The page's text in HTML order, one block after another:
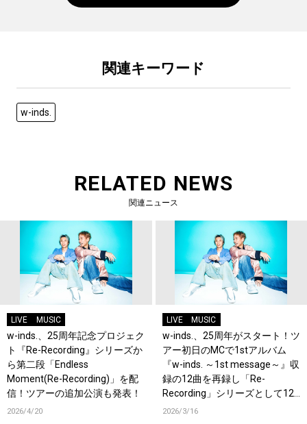
関連キーワード
w-inds.
RELATED NEWS
関連ニュース
LIVE MUSIC
w-inds.、25周年記念プロジェク
ト『Re-Recording』シリーズか
ら第二段「Endless
Moment(Re-Recording)」を配
信！ツアーの追加公演も発表！
2026/4/20
LIVE MUSIC
w-inds.、25周年がスタート！ツ
アー初日のMCで1stアルバム
『w-inds. ～1st message～』収
録の12曲を再録し「Re-
Recording」シリーズとして12
カ月連続配信することを発表！
2026/3/16